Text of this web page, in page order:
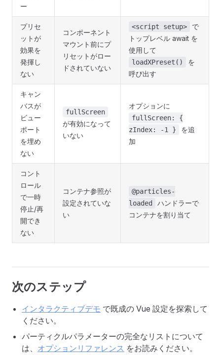
ー
プリセ
ットが
効果を
発揮し
ない
コンポーネント
マウント前にプ
リセットがロー
ドされていない
<script setup>
で
トップレベル await を
使用して
loadXPreset()
を
呼び出す
キャン
バスが
ビュー
ポート
を埋め
ない
fullScreen
が有効になって
いない
オプションに
fullScreen: {
zIndex: -1 }
を追
加
コント
ロール
で一時
停止/再
開でき
ない
コンテナ参照が
設定されていな
い
@particles-
loaded
ハンドラーで
コンテナを割り当て
次のステップ
インタラクティブデモ で既成の Vue 設定を探索して
ください。
パーティクルパラメーターの完全なリストについて
は、 オプションリファレンス をお読みください。